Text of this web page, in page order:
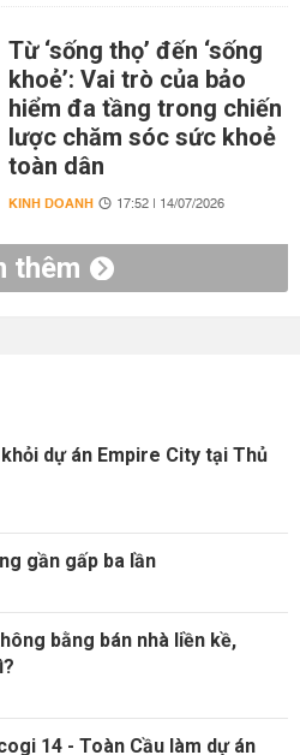
Từ ‘sống thọ’ đến ‘sống
khoẻ’: Vai trò của bảo
hiểm đa tầng trong chiến
lược chăm sóc sức khoẻ
toàn dân
KINH DOANH 17:52 | 14/07/2026
thêm
dự án Empire City tại Thủ
gần gấp ba lần
bằng bán nhà liền kề,
14 - Toàn Cầu làm dự án